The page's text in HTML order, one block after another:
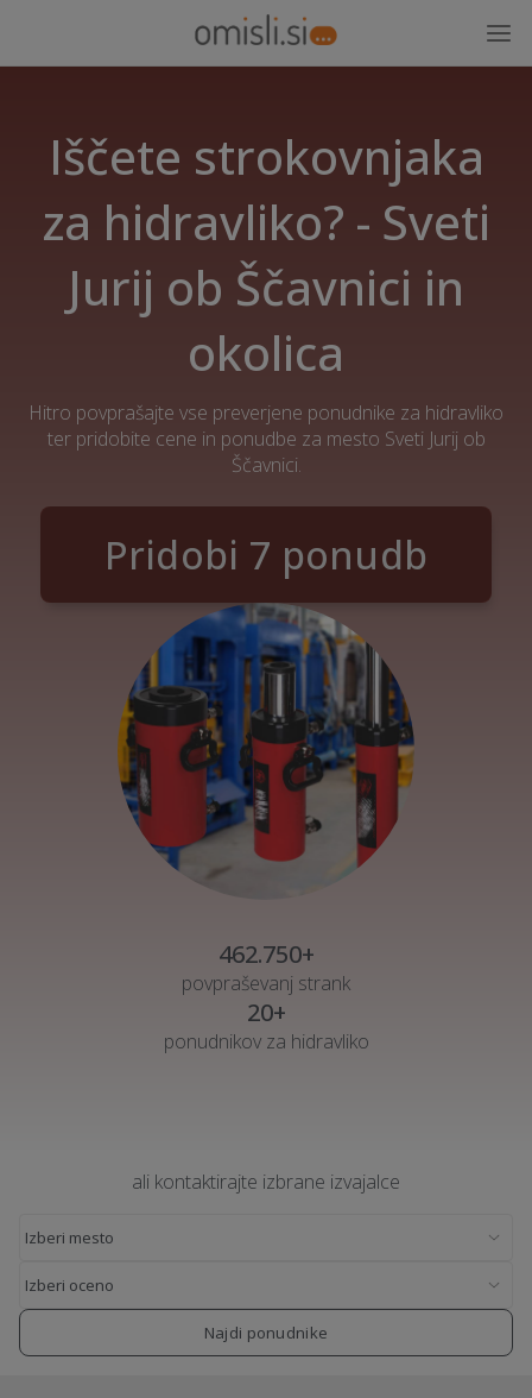
Iščete strokovnjaka
za hidravliko? - Sveti
Jurij ob Ščavnici in
okolica
Hitro povprašajte vse preverjene ponudnike za hidravliko
ter pridobite cene in ponudbe za mesto Sveti Jurij ob
Ščavnici.
Pridobi 7 ponudb
462.750+
povpraševanj strank
20+
ponudnikov za hidravliko
ali kontaktirajte izbrane izvajalce
Najdi ponudnike